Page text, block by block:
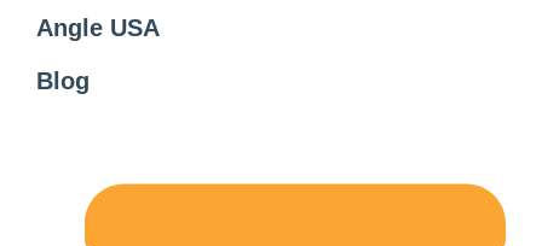
Angle USA
Blog